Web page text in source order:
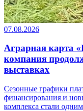
07.08.2026
Аграрная карта
компания
выставках
Сезонные графики
финансирования и
комплекса стали